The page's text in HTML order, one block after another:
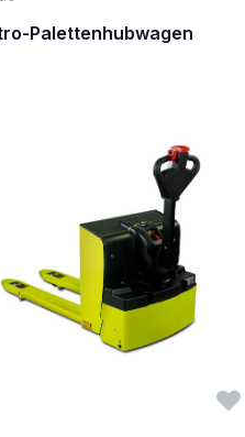
Palettenhubwagen